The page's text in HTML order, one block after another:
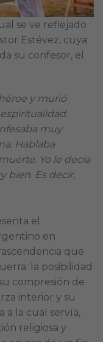
se ve reflejado
Estévez, cuya
su confesor, el
y murió
muy
Hablaba
Yo le decía
bien. Es decir,
el
en
que
la posibilidad
compresión de
interior y su
a la cual servía,
religiosa y